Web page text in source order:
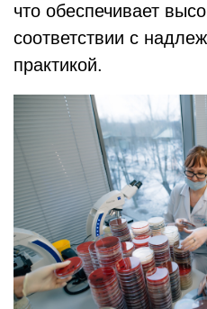
что обеспечивает
соответствии с
практикой.